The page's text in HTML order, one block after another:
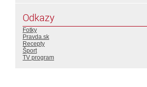
Odkazy
Fotky
Pravda.sk
Recepty
Šport
TV program